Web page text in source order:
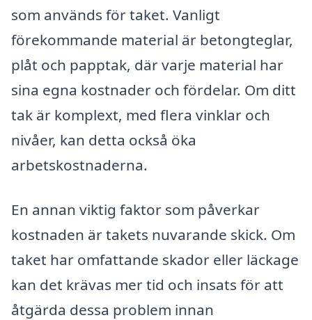
som används för taket. Vanligt
förekommande material är betongteglar,
plåt och papptak, där varje material har
sina egna kostnader och fördelar. Om ditt
tak är komplext, med flera vinklar och
nivåer, kan detta också öka
arbetskostnaderna.
En annan viktig faktor som påverkar
kostnaden är takets nuvarande skick. Om
taket har omfattande skador eller läckage
kan det krävas mer tid och insats för att
åtgärda dessa problem innan